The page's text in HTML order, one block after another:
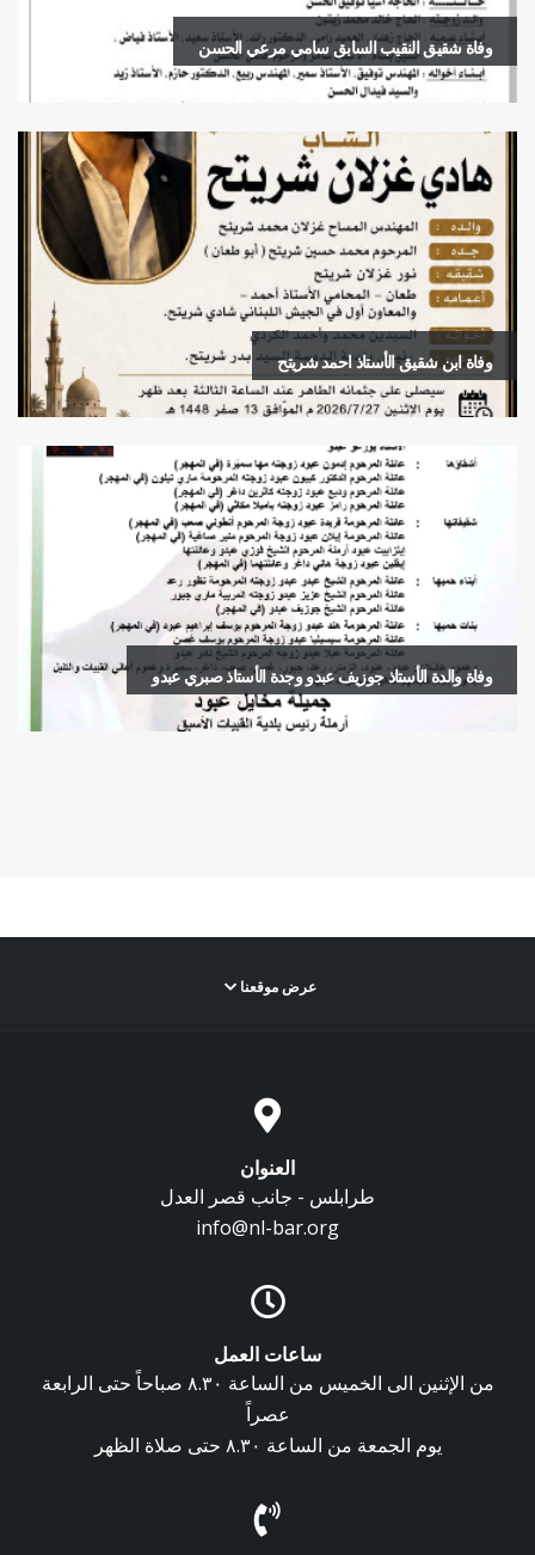
وفاة شقيق النقيب السابق سامي مرعي الحسن
وفاة ابن شقيق الأستاذ احمد شريتح
وفاة والدة الأستاذ جوزيف عبدو وجدة الأستاذ صبري عبدو
عرض موقعنا
العنوان
طرابلس - جانب قصر العدل
info@nl-bar.org
ساعات العمل
من الإثنين الى الخميس من الساعة ٨.٣٠ صباحاً حتى الرابعة
عصراً
يوم الجمعة من الساعة ٨.٣٠ حتى صلاة الظهر